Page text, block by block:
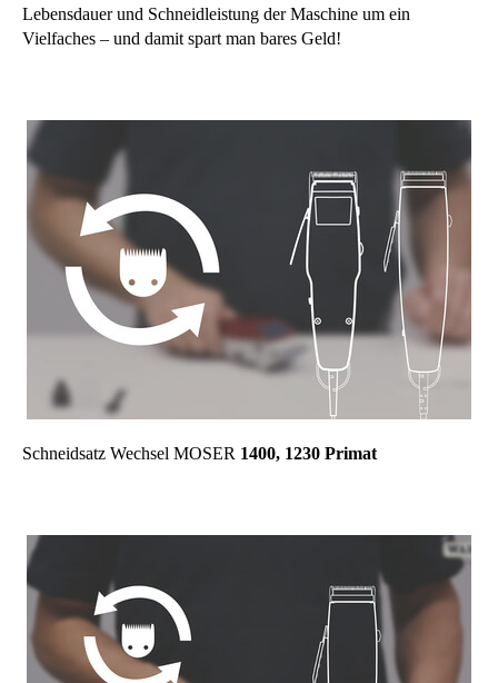
Lebensdauer und Schneidleistung der Maschine um ein
Vielfaches – und damit spart man bares Geld!
Schneidsatz Wechsel MOSER 1400, 1230 Primat